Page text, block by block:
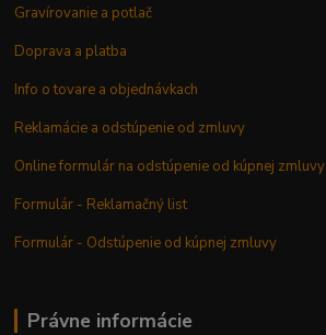
Gravírovanie a potlač
Doprava a platba
Info o tovare a objednávkach
Reklamácie a odstúpenie od zmluvy
Online formulár na odstúpenie od kúpnej zmluvy
Formulár - Reklamačný list
Formulár - Odstúpenie od kúpnej zmluvy
Právne informácie